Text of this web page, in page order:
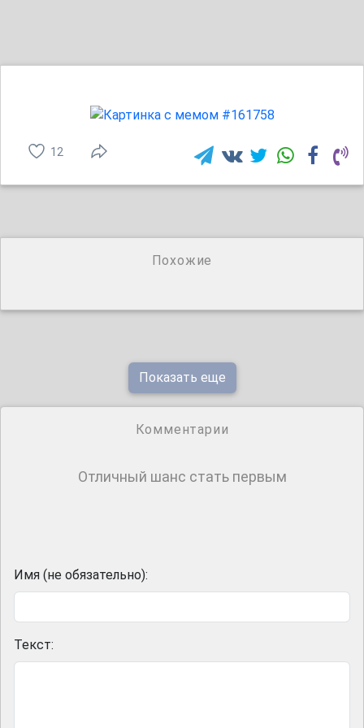
12
Похожие
Показать еще
Комментарии
Отличный шанс стать первым
Имя (не обязательно):
Текст: